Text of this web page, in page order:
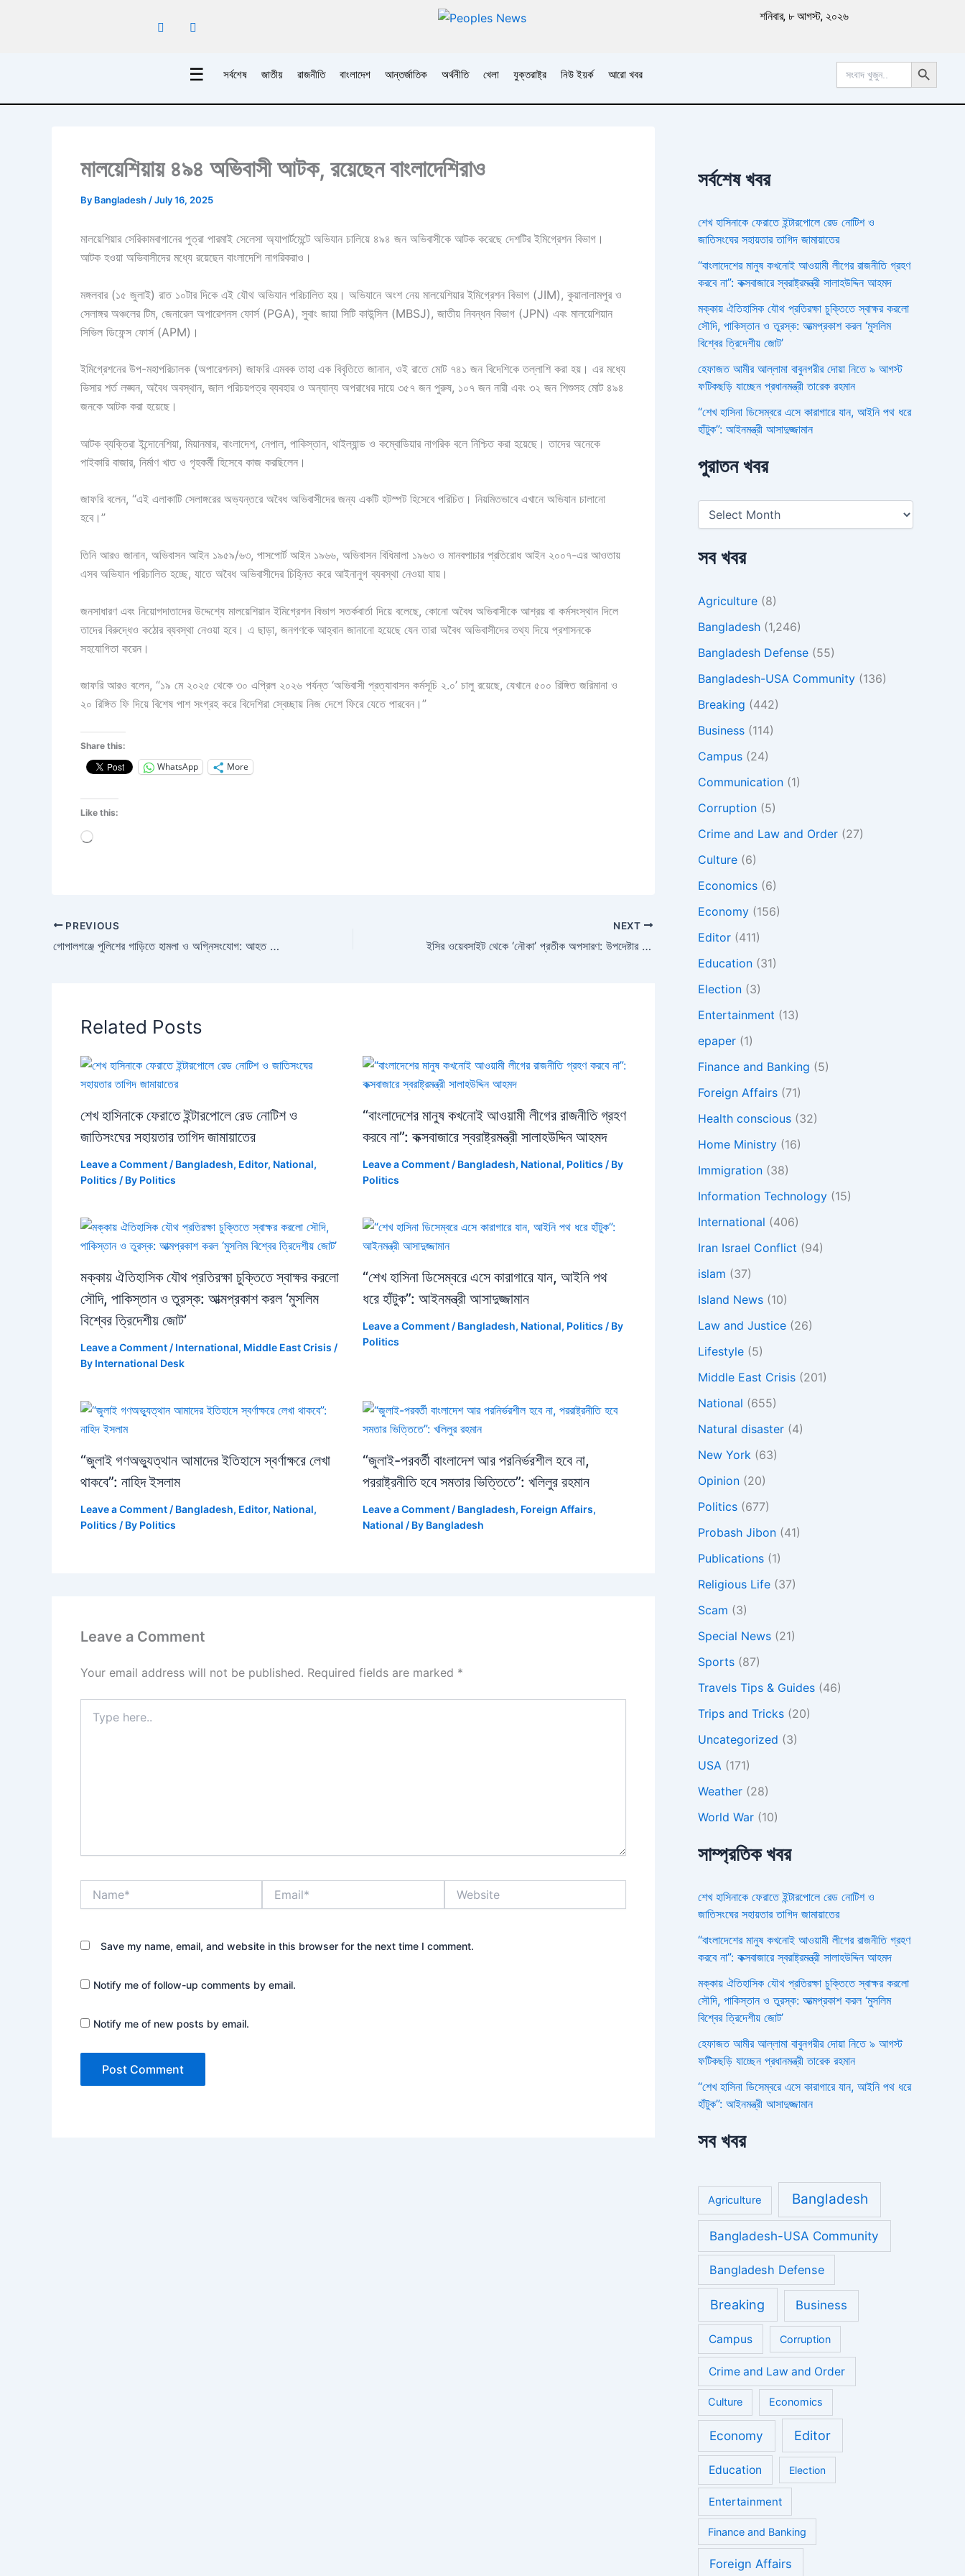
শনিবার, ৮ আগস্ট, ২০২৬
☰ সর্বশেষ জাতীয় রাজনীতি বাংলাদেশ আন্তর্জাতিক অর্থনীতি খেলা যুক্তরাষ্ট্র নিউ ইয়র্ক আরো খবর
Search
for:
Search Button
মালয়েশিয়ায় ৪৯৪ অভিবাসী আটক, রয়েছেন বাংলাদেশিরাও
By Bangladesh /July 16, 2025
মালয়েশিয়ার সেরিকামবাগানের পুত্রা পারমাই সেলেসা অ্যাপার্টমেন্টে অভিযান চালিয়ে ৪৯৪ জন অভিবাসীকে আটক করেছে দেশটির ইমিগ্রেশন বিভাগ।
আটক হওয়া অভিবাসীদের মধ্যে রয়েছেন বাংলাদেশি নাগরিকরাও।
মঙ্গলবার (১৫ জুলাই) রাত ১০টার দিকে এই যৌথ অভিযান পরিচালিত হয়। অভিযানে অংশ নেয় মালয়েশিয়ার ইমিগ্রেশন বিভাগ (JIM), কুয়ালালামপুর ও
সেলাঙ্গর অঞ্চলের টিম, জেনারেল অপারেশনস ফোর্স (PGA), সুবাং জায়া সিটি কাউন্সিল (MBSJ), জাতীয় নিবন্ধন বিভাগ (JPN) এবং মালয়েশিয়ান
সিভিল ডিফেন্স ফোর্স (APM)।
ইমিগ্রেশনের উপ-মহাপরিচালক (অপারেশনস) জাফরি এমবক তাহা এক বিবৃতিতে জানান, ওই রাতে মোট ৭৪১ জন বিদেশিকে তল্লাশি করা হয়। এর মধ্যে
ভিসার শর্ত লঙ্ঘন, অবৈধ অবস্থান, জাল পরিচয়পত্র ব্যবহার ও অন্যান্য অপরাধের দায়ে ৩৫৭ জন পুরুষ, ১০৭ জন নারী এবং ৩২ জন শিশুসহ মোট ৪৯৪
জনকে আটক করা হয়েছে।
আটক ব্যক্তিরা ইন্দোনেশিয়া, মিয়ানমার, বাংলাদেশ, নেপাল, পাকিস্তান, থাইল্যান্ড ও কম্বোডিয়ার নাগরিক বলে নিশ্চিত করা হয়েছে। তাদের অনেকে
পাইকারি বাজার, নির্মাণ খাত ও গৃহকর্মী হিসেবে কাজ করছিলেন।
জাফরি বলেন, “এই এলাকাটি সেলাঙ্গরের অভ্যন্তরে অবৈধ অভিবাসীদের জন্য একটি হটস্পট হিসেবে পরিচিত। নিয়মিতভাবে এখানে অভিযান চালানো
হবে।”
তিনি আরও জানান, অভিবাসন আইন ১৯৫৯/৬৩, পাসপোর্ট আইন ১৯৬৬, অভিবাসন বিধিমালা ১৯৬৩ ও মানবপাচার প্রতিরোধ আইন ২০০৭-এর আওতায়
এসব অভিযান পরিচালিত হচ্ছে, যাতে অবৈধ অভিবাসীদের চিহ্নিত করে আইনানুগ ব্যবস্থা নেওয়া যায়।
জনসাধারণ এবং নিয়োগদাতাদের উদ্দেশ্যে মালয়েশিয়ান ইমিগ্রেশন বিভাগ সতর্কবার্তা দিয়ে বলেছে, কোনো অবৈধ অভিবাসীকে আশ্রয় বা কর্মসংস্থান দিলে
তাদের বিরুদ্ধেও কঠোর ব্যবস্থা নেওয়া হবে। এ ছাড়া, জনগণকে আহ্বান জানানো হয়েছে যেন তারা অবৈধ অভিবাসীদের তথ্য দিয়ে প্রশাসনকে
সহযোগিতা করেন।
জাফরি আরও বলেন, “১৯ মে ২০২৫ থেকে ৩০ এপ্রিল ২০২৬ পর্যন্ত ‘অভিবাসী প্রত্যাবাসন কর্মসূচি ২.০’ চালু রয়েছে, যেখানে ৫০০ রিঙ্গিত জরিমানা ও
২০ রিঙ্গিত ফি দিয়ে বিশেষ পাশ সংগ্রহ করে বিদেশিরা স্বেচ্ছায় নিজ দেশে ফিরে যেতে পারবেন।”
Share this:
WhatsApp More
Like this:
Loading…
PREVIOUS
গোপালগঞ্জে পুলিশের গাড়িতে হামলা ও অগ্নিসংযোগ: আহত একাধিক পুলিশ সদস্য
NEXT
ইসির ওয়েবসাইট থেকে ‘নৌকা’ প্রতীক অপসারণ: উপদেষ্টার কড়া সমালোচনা
Related Posts
শেখ হাসিনাকে ফেরাতে ইন্টারপোলে রেড নোটিশ ও
জাতিসংঘের সহায়তার তাগিদ জামায়াতের
Leave a Comment / Bangladesh, Editor, National,
Politics / By Politics
“বাংলাদেশের মানুষ কখনোই আওয়ামী লীগের রাজনীতি গ্রহণ
করবে না”: কক্সবাজারে স্বরাষ্ট্রমন্ত্রী সালাহউদ্দিন আহমদ
Leave a Comment / Bangladesh, National, Politics / By
Politics
মক্কায় ঐতিহাসিক যৌথ প্রতিরক্ষা চুক্তিতে স্বাক্ষর করলো
সৌদি, পাকিস্তান ও তুরস্ক: আত্মপ্রকাশ করল ‘মুসলিম
বিশ্বের ত্রিদেশীয় জোট’
Leave a Comment / International, Middle East Crisis /
By International Desk
“শেখ হাসিনা ডিসেম্বরে এসে কারাগারে যান, আইনি পথ
ধরে হাঁটুক”: আইনমন্ত্রী আসাদুজ্জামান
Leave a Comment / Bangladesh, National, Politics / By
Politics
“জুলাই গণঅভ্যুত্থান আমাদের ইতিহাসে স্বর্ণাক্ষরে লেখা
থাকবে”: নাহিদ ইসলাম
Leave a Comment / Bangladesh, Editor, National,
Politics / By Politics
“জুলাই-পরবর্তী বাংলাদেশ আর পরনির্ভরশীল হবে না,
পররাষ্ট্রনীতি হবে সমতার ভিত্তিতে”: খলিলুর রহমান
Leave a Comment / Bangladesh, Foreign Affairs,
National / By Bangladesh
Leave a Comment
Your email address will not be published. Required fields are marked *
here..
Save my name, email, and website in this browser for the next time I comment.
Notify me of follow-up comments by email.
Notify me of new posts by email.
সর্বশেষ খবর
শেখ হাসিনাকে ফেরাতে ইন্টারপোলে রেড নোটিশ ও
জাতিসংঘের সহায়তার তাগিদ জামায়াতের
“বাংলাদেশের মানুষ কখনোই আওয়ামী লীগের রাজনীতি গ্রহণ
করবে না”: কক্সবাজারে স্বরাষ্ট্রমন্ত্রী সালাহউদ্দিন আহমদ
মক্কায় ঐতিহাসিক যৌথ প্রতিরক্ষা চুক্তিতে স্বাক্ষর করলো
সৌদি, পাকিস্তান ও তুরস্ক: আত্মপ্রকাশ করল ‘মুসলিম
বিশ্বের ত্রিদেশীয় জোট’
হেফাজত আমীর আল্লামা বাবুনগরীর দোয়া নিতে ৯ আগস্ট
ফটিকছড়ি যাচ্ছেন প্রধানমন্ত্রী তারেক রহমান
“শেখ হাসিনা ডিসেম্বরে এসে কারাগারে যান, আইনি পথ ধরে
হাঁটুক”: আইনমন্ত্রী আসাদুজ্জামান
পুরাতন খবর
সব খবর
Agriculture (8)
Bangladesh (1,246)
Bangladesh Defense (55)
Bangladesh-USA Community (136)
Breaking (442)
Business (114)
Campus (24)
Communication (1)
Corruption (5)
Crime and Law and Order (27)
Culture (6)
Economics (6)
Economy (156)
Editor (411)
Education (31)
Election (3)
Entertainment (13)
epaper (1)
Finance and Banking (5)
Foreign Affairs (71)
Health conscious (32)
Home Ministry (16)
Immigration (38)
Information Technology (15)
International (406)
Iran Israel Conflict (94)
islam (37)
Island News (10)
Law and Justice (26)
Lifestyle (5)
Middle East Crisis (201)
National (655)
Natural disaster (4)
New York (63)
Opinion (20)
Politics (677)
Probash Jibon (41)
Publications (1)
Religious Life (37)
Scam (3)
Special News (21)
Sports (87)
Travels Tips & Guides (46)
Trips and Tricks (20)
Uncategorized (3)
USA (171)
Weather (28)
World War (10)
সাম্প্রতিক খবর
শেখ হাসিনাকে ফেরাতে ইন্টারপোলে রেড নোটিশ ও
জাতিসংঘের সহায়তার তাগিদ জামায়াতের
“বাংলাদেশের মানুষ কখনোই আওয়ামী লীগের রাজনীতি গ্রহণ
করবে না”: কক্সবাজারে স্বরাষ্ট্রমন্ত্রী সালাহউদ্দিন আহমদ
মক্কায় ঐতিহাসিক যৌথ প্রতিরক্ষা চুক্তিতে স্বাক্ষর করলো
সৌদি, পাকিস্তান ও তুরস্ক: আত্মপ্রকাশ করল ‘মুসলিম
বিশ্বের ত্রিদেশীয় জোট’
হেফাজত আমীর আল্লামা বাবুনগরীর দোয়া নিতে ৯ আগস্ট
ফটিকছড়ি যাচ্ছেন প্রধানমন্ত্রী তারেক রহমান
“শেখ হাসিনা ডিসেম্বরে এসে কারাগারে যান, আইনি পথ ধরে
হাঁটুক”: আইনমন্ত্রী আসাদুজ্জামান
সব খবর
Agriculture Bangladesh
Bangladesh-USA Community
Bangladesh Defense
Breaking Business
Campus Corruption
Crime and Law and Order
Culture Economics
Economy Editor
Education Election
Entertainment
Finance and Banking
Foreign Affairs